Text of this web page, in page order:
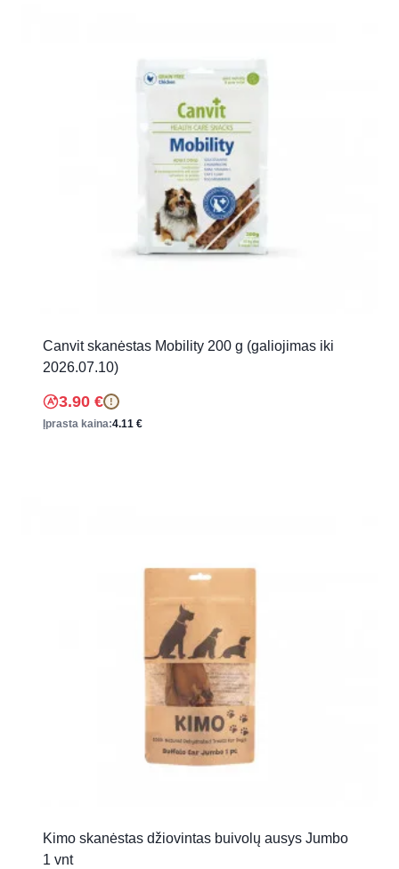
Canvit skanėstas Mobility 200 g (galiojimas iki
2026.07.10)
3.90 € !
Įprasta kaina:4.11 €
Kimo skanėstas džiovintas buivolų ausys Jumbo
1 vnt